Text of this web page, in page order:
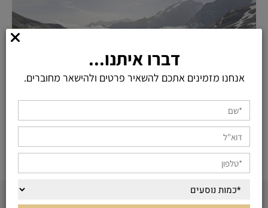
דברו איתנו...
אנחנו מזמינים אתכם להשאיר פרטים ולהישאר מחוברים.